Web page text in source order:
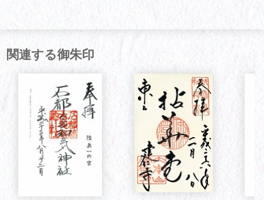
関連する御朱印